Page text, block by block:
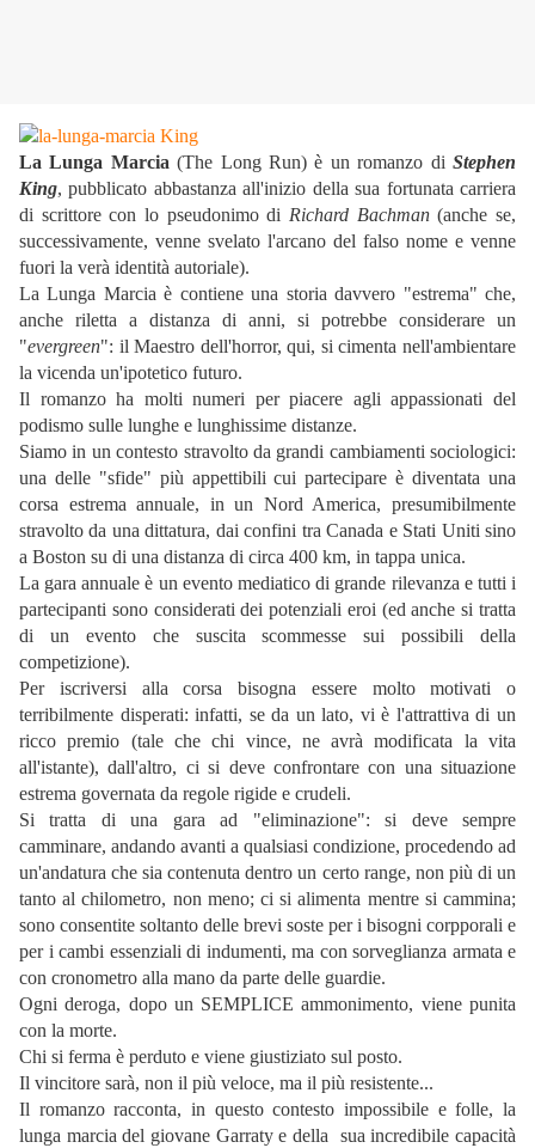
La Lunga Marcia (The Long Run) è un romanzo diStephen
King, pubblicato abbastanza all'inizio della sua fortunata carriera
di scrittore con lo pseudonimo di Richard Bachman(anche se,
successivamente, venne svelato l'arcano del falso nome e venne
fuori la verà identità autoriale).
La Lunga Marcia è contiene una storia davvero "estrema" che,
anche riletta a distanza di anni, si potrebbe considerare un
"evergreen": il Maestro dell'horror, qui, si cimenta nell'ambientare
la vicenda un'ipotetico futuro.
Il romanzo ha molti numeri per piacere agli appassionati del
podismo sulle lunghe e lunghissime distanze.
Siamo in un contesto stravolto da grandi cambiamenti sociologici:
una delle "sfide" più appettibili cui partecipare è diventata una
corsa estrema annuale, in un Nord America, presumibilmente
stravolto da una dittatura, dai confini tra Canada e Stati Uniti sino
a Boston su di una distanza di circa 400 km, in tappa unica.
La gara annuale è un evento mediatico di grande rilevanza e tutti i
partecipanti sono considerati dei potenziali eroi (ed anche si tratta
di un evento che suscita scommesse sui possibili della
competizione).
Per iscriversi alla corsa bisogna essere molto motivati o
terribilmente disperati: infatti, se da un lato, vi è l'attrattiva di un
ricco premio (tale che chi vince, ne avrà modificata la vita
all'istante), dall'altro, ci si deve confrontare con una situazione
estrema governata da regole rigide e crudeli.
Si tratta di una gara ad "eliminazione": si deve sempre
camminare, andando avanti a qualsiasi condizione, procedendo ad
un'andatura che sia contenuta dentro un certo range, non più di un
tanto al chilometro, non meno; ci si alimenta mentre si cammina;
sono consentite soltanto delle brevi soste per i bisogni corpporali e
per i cambi essenziali di indumenti, ma con sorveglianza armata e
con cronometro alla mano da parte delle guardie.
Ogni deroga, dopo un SEMPLICE ammonimento, viene punita
con la morte.
Chi si ferma è perduto e viene giustiziato sul posto.
Il vincitore sarà, non il più veloce, ma il più resistente...
Il romanzo racconta, in questo contesto impossibile e folle, la
lunga marcia del giovane Garraty e della sua incredibile capacità